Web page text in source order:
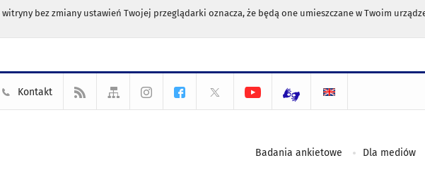
bez zmiany ustawień Twojej przeglądarki oznacza, że będą one umieszczane w Twoim
Kontakt
Badania ankietowe Dla mediów